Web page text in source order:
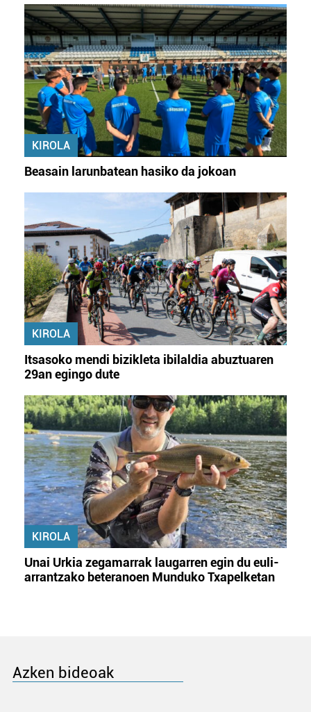
KIROLA
Beasain larunbatean hasiko da jokoan
KIROLA
Itsasoko mendi bizikleta ibilaldia abuztuaren
29an egingo dute
KIROLA
Unai Urkia zegamarrak laugarren egin du euli-
arrantzako beteranoen Munduko Txapelketan
Azken bideoak